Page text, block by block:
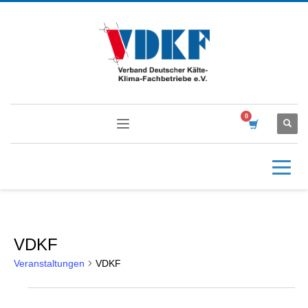
VDKF
Veranstaltungen VDKF